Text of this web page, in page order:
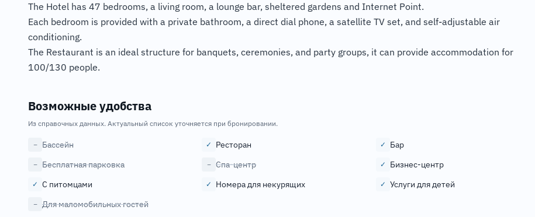
The Hotel has 47 bedrooms, a living room, a lounge bar, sheltered gardens and Internet Point.
Each bedroom is provided with a private bathroom, a direct dial phone, a satellite TV set, and self-adjustable air
conditioning.
The Restaurant is an ideal structure for banquets, ceremonies, and party groups, it can provide accommodation for
100/130 people.
Возможные удобства
Из справочных данных. Актуальный список уточняется при бронировании.
− Бассейн ✓ Ресторан ✓ Бар
− Бесплатная парковка − Спа-центр ✓ Бизнес-центр
✓ С питомцами ✓ Номера для некурящих ✓ Услуги для детей
− Для маломобильных гостей